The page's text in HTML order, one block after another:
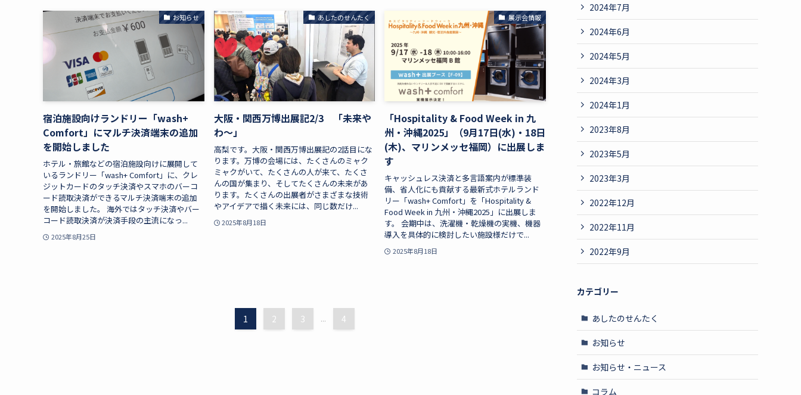
お知らせ
宿泊施設向けランドリー「wash+
Comfort」にマルチ決済端末の追加
を開始しました
ホテル・旅館などの宿泊施設向けに展開して
いるランドリー「wash+ Comfort」に、クレ
ジットカードのタッチ決済やスマホのバーコ
ード読取決済ができるマルチ決済端末の追加
を開始しました。 海外ではタッチ決済やバー
コード読取決済が決済手段の主流になっ...
2025年8月25日
あしたのせんたく
大阪・関西万博出展記2/3 「未来や
わ～」
高梨です。大阪・関西万博出展記の2話目にな
ります。万博の会場には、たくさんのミャク
ミャクがいて、たくさんの人が来て、たくさ
んの国が集まり、そしてたくさんの未来があ
ります。たくさんの出展者がさまざまな技術
やアイデアで描く未来には、同じ数だけ...
2025年8月18日
展示会情報
「Hospitality & Food Week in 九
州・沖縄2025」（9月17日(水)・18日
(木)、マリンメッセ福岡）に出展しま
す
キャッシュレス決済と多言語案内が標準装
備、省人化にも貢献する最新式ホテルランド
リー「wash+ Comfort」を「Hospitality &
Food Week in 九州・沖縄2025」に出展しま
す。 会期中は、洗濯機・乾燥機の実機、機器
導入を具体的に検討したい施設様だけで...
2025年8月18日
1 2 3 ... 4
2024年7月
2024年6月
2024年5月
2024年3月
2024年1月
2023年8月
2023年5月
2023年3月
2022年12月
2022年11月
2022年9月
カテゴリー
あしたのせんたく
お知らせ
お知らせ・ニュース
コラム